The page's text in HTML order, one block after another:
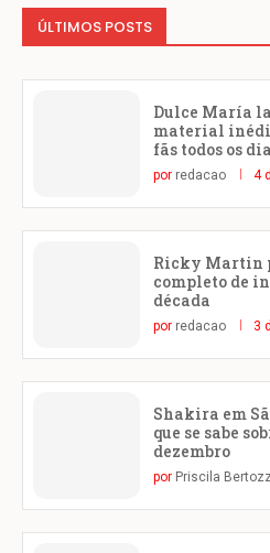
ÚLTIMOS POSTS
Dulce María
material
fãs todos os
por redacao 4
Ricky Martin
completo de
década
por redacao 3
Shakira em
que se sabe
dezembro
por Priscila